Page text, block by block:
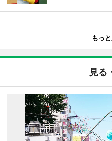
もっ
見る